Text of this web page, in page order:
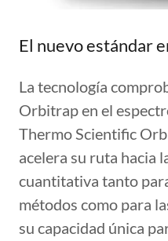
El nuevo estándar
La tecnología
Orbitrap en el
Thermo Scientific
acelera su ruta hacia
cuantitativa tanto
métodos como para
su capacidad única